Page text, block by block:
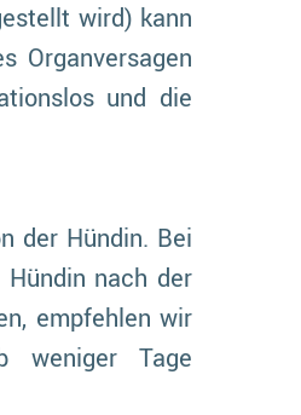
wird) kann
Organversagen
und die
der Hündin. Bei
nach der
empfehlen wir
weniger Tage